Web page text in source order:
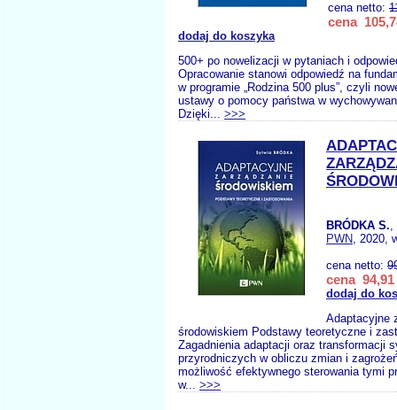
cena netto:
cena
dodaj do koszyka
500+ po nowelizacji w pytaniach i
Opracowanie stanowi odpowiedź na
w programie „Rodzina 500 plus”, czyli
ustawy o pomocy państwa w
Dzięki... >>>
BRÓDKA S.,
PWN, 2020,
cena netto:
cena 94,91
dodaj do
Adaptacyjne
środowiskiem Podstawy teoretyczne i
Zagadnienia adaptacji oraz transformacji
przyrodniczych w obliczu zmian i
możliwość efektywnego sterowania tymi
w... >>>